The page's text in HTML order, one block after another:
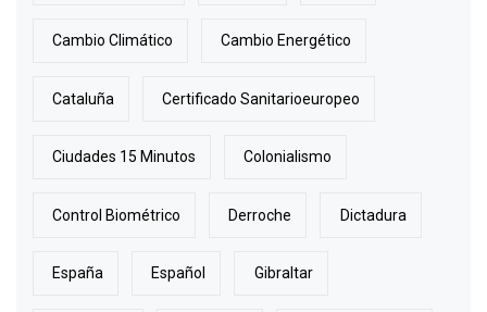
Cambio Climático Cambio Energético
Cataluña Certificado Sanitarioeuropeo
Ciudades 15 Minutos Colonialismo
Control Biométrico Derroche Dictadura
España Español Gibraltar